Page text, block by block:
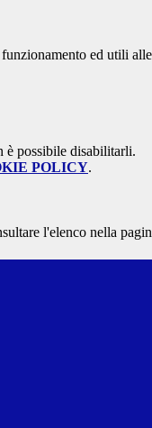
ed utili
è possibile disabilitarli.
POLICY.
l'elenco nella